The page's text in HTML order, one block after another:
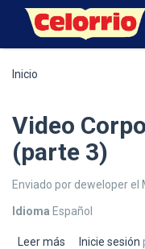
Pasar al contenido principal
Inicio
Video
(parte 3)
Enviado por deweloper el
Idioma Español
Leer más sobre Video
Inicie sesión